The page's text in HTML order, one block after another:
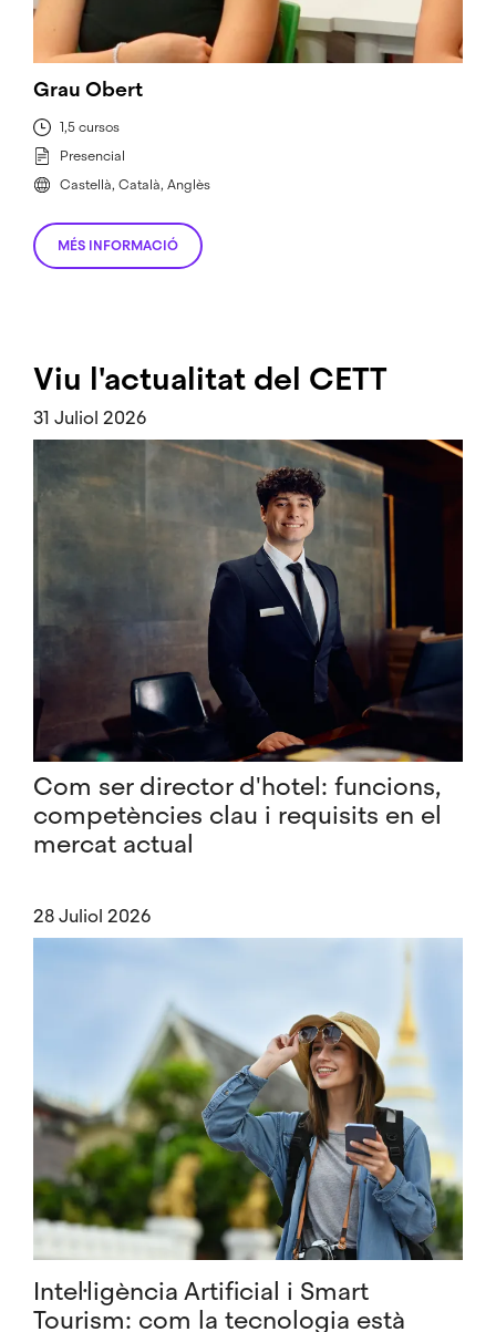
Grau Obert
1,5 cursos
Presencial
Castellà, Català, Anglès
MÉS INFORMACIÓ
Viu l'actualitat del CETT
31 Juliol 2026
Com ser director d'hotel: funcions,
competències clau i requisits en el
mercat actual
28 Juliol 2026
Intel·ligència Artificial i Smart
Tourism: com la tecnologia està